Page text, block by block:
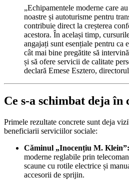
„Echipamentele moderne care
noastre și autoturisme pentru
contribuie direct la creșterea
acestora. În același timp,
angajați sunt esențiale pentru ca
cât mai bine pregătite să
și să ofere servicii de calitate
declară Emese Esztero,
Ce s-a schimbat deja în
Primele rezultate concrete sunt deja
beneficiarii serviciilor sociale:
Căminul „Inocențiu M. Klein”:
moderne reglabile prin
scaune cu rotile electrice și
accesorii de sprijin.